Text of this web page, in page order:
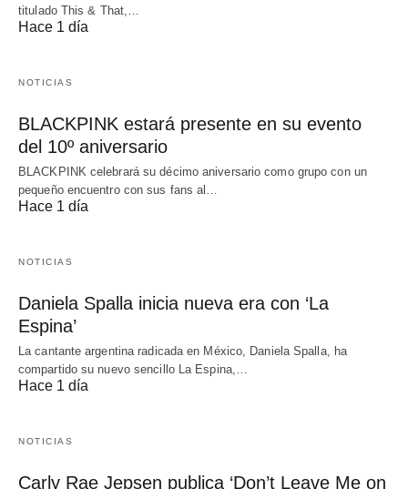
titulado This & That,…
Hace 1 día
NOTICIAS
BLACKPINK estará presente en su evento
del 10º aniversario
BLACKPINK celebrará su décimo aniversario como grupo con un
pequeño encuentro con sus fans al…
Hace 1 día
NOTICIAS
Daniela Spalla inicia nueva era con ‘La
Espina’
La cantante argentina radicada en México, Daniela Spalla, ha
compartido su nuevo sencillo La Espina,…
Hace 1 día
NOTICIAS
Carly Rae Jepsen publica ‘Don’t Leave Me on